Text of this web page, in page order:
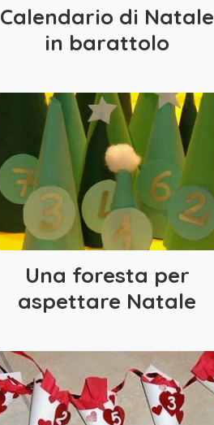
Calendario di Natale
in barattolo
Una foresta per
aspettare Natale